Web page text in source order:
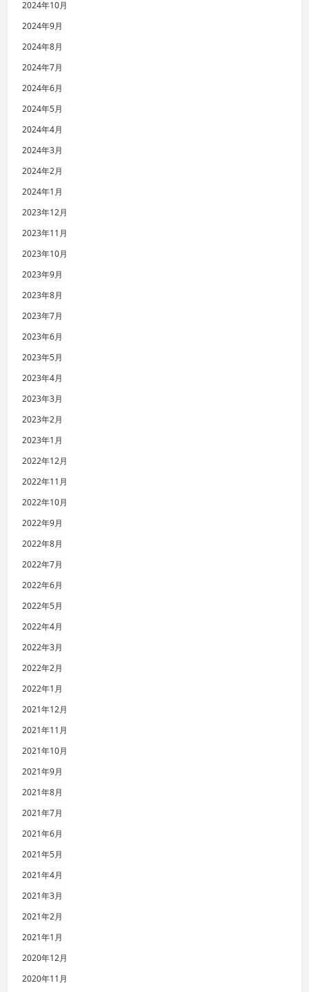
2024年10月
2024年9月
2024年8月
2024年7月
2024年6月
2024年5月
2024年4月
2024年3月
2024年2月
2024年1月
2023年12月
2023年11月
2023年10月
2023年9月
2023年8月
2023年7月
2023年6月
2023年5月
2023年4月
2023年3月
2023年2月
2023年1月
2022年12月
2022年11月
2022年10月
2022年9月
2022年8月
2022年7月
2022年6月
2022年5月
2022年4月
2022年3月
2022年2月
2022年1月
2021年12月
2021年11月
2021年10月
2021年9月
2021年8月
2021年7月
2021年6月
2021年5月
2021年4月
2021年3月
2021年2月
2021年1月
2020年12月
2020年11月